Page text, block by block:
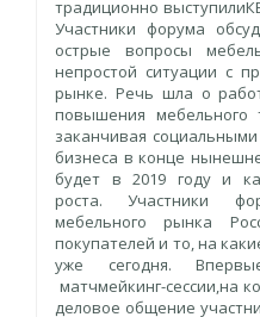
традиционно
Участники форума
острые вопросы
непростой ситуации с
рынке. Речь шла о
повышения
заканчивая
бизнеса в конце
будет в 2019 году и
роста. Участники
мебельного рынка
покупателей и то, на
уже сегодня.
матчмейкинг-сессии,на
деловое общение